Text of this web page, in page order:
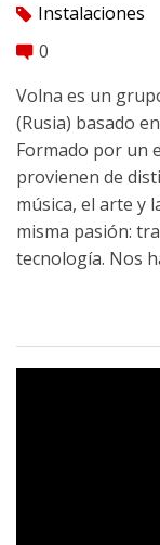
tag Instalaciones
comment 0
Volna es un
(Rusia) basado
Formado por un
provienen de
música, el arte y
misma pasión:
tecnología. Nos